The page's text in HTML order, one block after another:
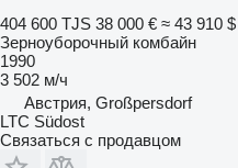
404 600 TJS 38 000 € ≈ 43 910 $
Зерноуборочный комбайн
1990
3 502 м/ч
Австрия, Großpersdorf
LTC Südost
Связаться с продавцом